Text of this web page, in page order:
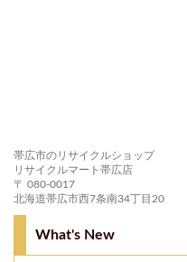
帯広市のリサイクルショップ
リサイクルマート帯広店
〒 080-0017
北海道帯広市西7条南34丁目20
What's New